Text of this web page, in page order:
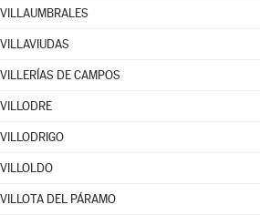
VILLAUMBRALES
VILLAVIUDAS
VILLERÍAS DE CAMPOS
VILLODRE
VILLODRIGO
VILLOLDO
VILLOTA DEL PÁRAMO